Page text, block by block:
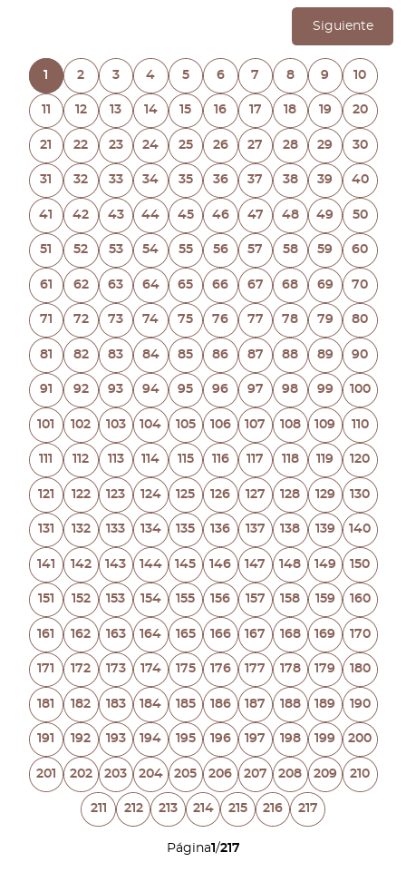
Página1/217
Siguiente
1 2 3 4 5 6 7 8 9 10
11 12 13 14 15 16 17 18 19 20
21 22 23 24 25 26 27 28 29 30
31 32 33 34 35 36 37 38 39 40
41 42 43 44 45 46 47 48 49 50
51 52 53 54 55 56 57 58 59 60
61 62 63 64 65 66 67 68 69 70
71 72 73 74 75 76 77 78 79 80
81 82 83 84 85 86 87 88 89 90
91 92 93 94 95 96 97 98 99 100
101 102 103 104 105 106 107 108 109 110
111 112 113 114 115 116 117 118 119 120
121 122 123 124 125 126 127 128 129 130
131 132 133 134 135 136 137 138 139 140
141 142 143 144 145 146 147 148 149 150
151 152 153 154 155 156 157 158 159 160
161 162 163 164 165 166 167 168 169 170
171 172 173 174 175 176 177 178 179 180
181 182 183 184 185 186 187 188 189 190
191 192 193 194 195 196 197 198 199 200
201 202 203 204 205 206 207 208 209 210
211 212 213 214 215 216 217